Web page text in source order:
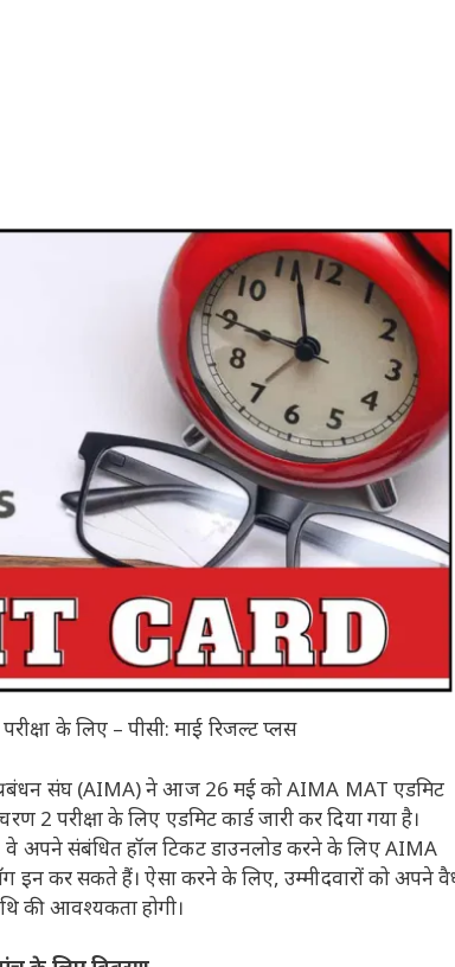
के लिए – पीसी: माई रिजल्ट प्लस
संघ (AIMA) ने आज 26 मई को AIMA MAT एडमिट
2 परीक्षा के लिए एडमिट कार्ड जारी कर दिया गया है।
वे अपने संबंधित हॉल टिकट डाउनलोड करने के लिए AIMA
इन कर सकते हैं। ऐसा करने के लिए, उम्मीदवारों को अपने
की आवश्यकता होगी।